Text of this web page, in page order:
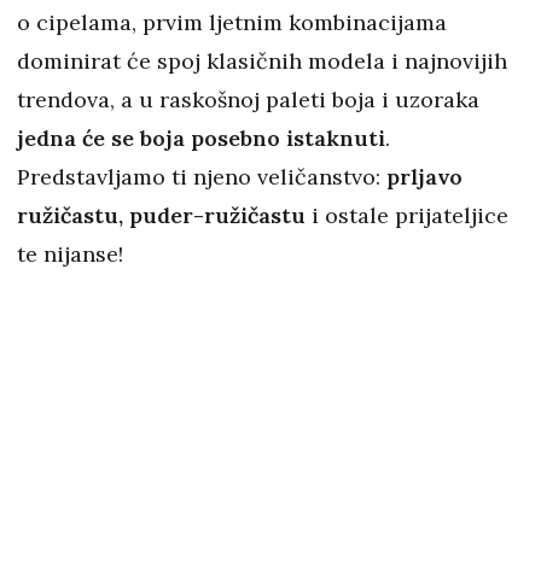
o cipelama, prvim ljetnim kombinacijama
dominirat će spoj klasičnih modela i najnovijih
trendova, a u raskošnoj paleti boja i uzoraka
jedna će se boja posebno istaknuti.
Predstavljamo ti njeno veličanstvo: prljavo
ružičastu, puder-ružičastu i ostale prijateljice
te nijanse!